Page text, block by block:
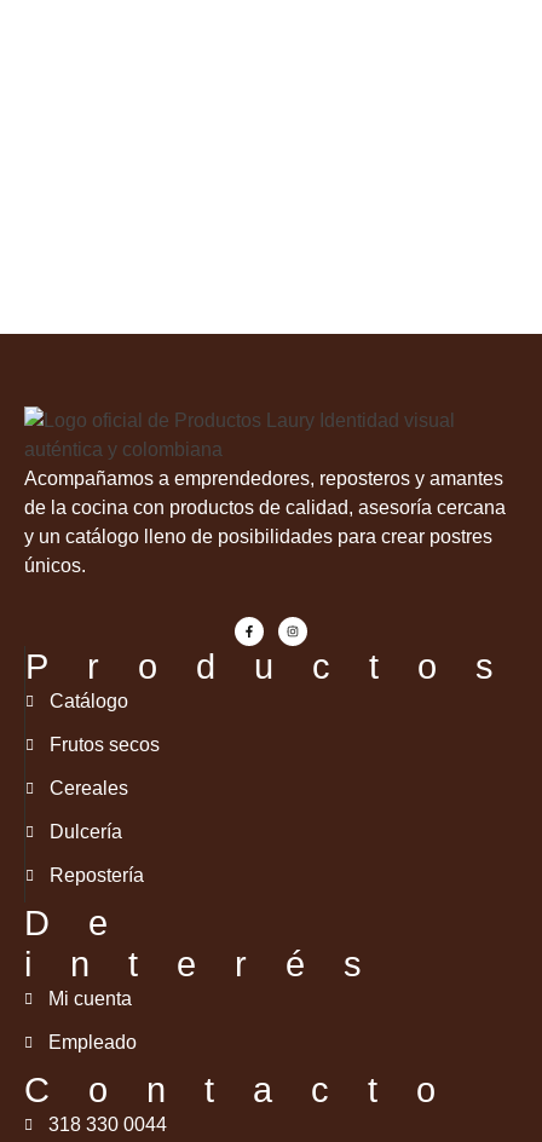
Acompañamos a emprendedores, reposteros y amantes
de la cocina con productos de calidad, asesoría cercana
y un catálogo lleno de posibilidades para crear postres
únicos.
Productos
Catálogo
Frutos secos
Cereales
Dulcería
Repostería
De
interés
Mi cuenta
Empleado
Contacto
318 330 0044